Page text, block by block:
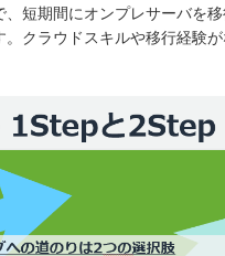
短期間にオンプレサーバを
クラウドスキルや移行経験